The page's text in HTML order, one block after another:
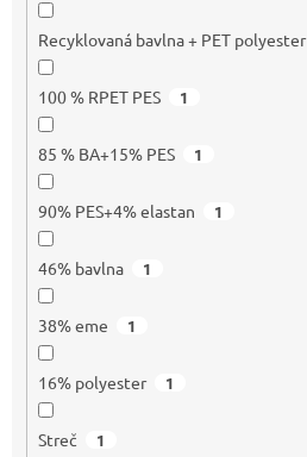
Recyklovaná bavlna + PET polyester
100 % RPET PES 1
85 % BA+15% PES 1
90% PES+4% elastan 1
46% bavlna 1
38% eme 1
16% polyester 1
Streč 1